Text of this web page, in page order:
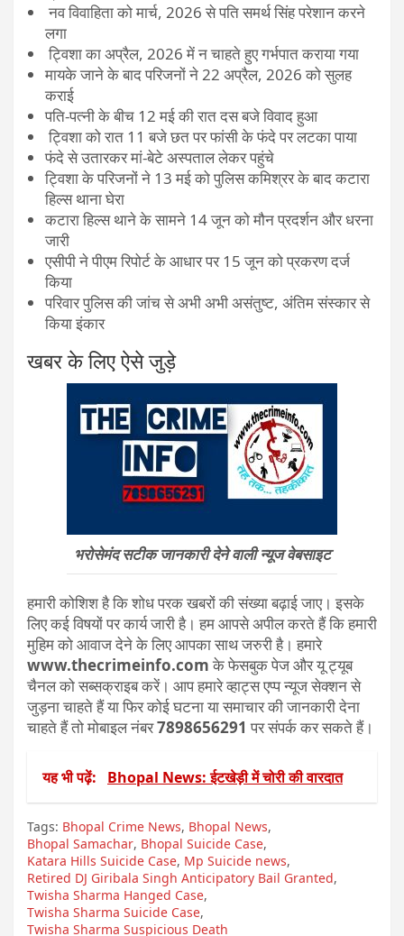
नव विवाहिता को मार्च, 2026 से पति समर्थ सिंह परेशान करने
लगा
ट्विशा का अप्रैल, 2026 में न चाहते हुए गर्भपात कराया गया
मायके जाने के बाद परिजनों ने 22 अप्रैल, 2026 को सुलह
कराई
पति-पत्नी के बीच 12 मई की रात दस बजे विवाद हुआ
ट्विशा को रात 11 बजे छत पर फांसी के फंदे पर लटका पाया
फंदे से उतारकर मां-बेटे अस्पताल लेकर पहुंचे
ट्विशा के परिजनों ने 13 मई को पुलिस कमिश्रर के बाद कटारा
हिल्स थाना घेरा
कटारा हिल्स थाने के सामने 14 जून को मौन प्रदर्शन और धरना
जारी
एसीपी ने पीएम रिपोर्ट के आधार पर 15 जून को प्रकरण दर्ज
किया
परिवार पुलिस की जांच से अभी अभी असंतुष्ट, अंतिम संस्कार से
किया इंकार
खबर के लिए ऐसे जुड़े
भरोसेमंद सटीक जानकारी देने वाली न्यूज वेबसाइट
हमारी कोशिश है कि शोध परक खबरों की संख्या बढ़ाई जाए। इसके
लिए कई विषयों पर कार्य जारी है। हम आपसे अपील करते हैं कि हमारी
मुहिम को आवाज देने के लिए आपका साथ जरुरी है। हमारे
www.thecrimeinfo.comके फेसबुक पेज और यू ट्यूब
चैनल को सब्सक्राइब करें। आप हमारे व्हाट्स एप्प न्यूज सेक्शन से
जुड़ना चाहते हैं या फिर कोई घटना या समाचार की जानकारी देना
चाहते हैं तो मोबाइल नंबर7898656291 पर संपर्क कर सकते हैं।
यह भी पढ़ें: Bhopal News: ईटखेड़ी में चोरी की वारदात
Tags: Bhopal Crime News, Bhopal News,
Bhopal Samachar, Bhopal Suicide Case,
Katara Hills Suicide Case, Mp Suicide news,
Retired DJ Giribala Singh Anticipatory Bail Granted,
Twisha Sharma Hanged Case,
Twisha Sharma Suicide Case,
Twisha Sharma Suspicious Death